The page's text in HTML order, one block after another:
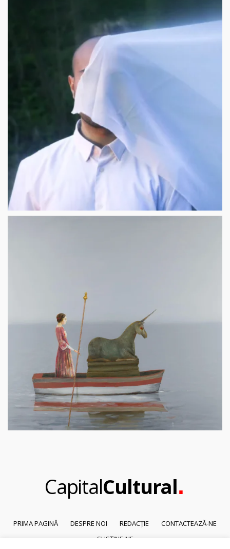
CapitalCultural.
PRIMA PAGINĂ DESPRE NOI REDACȚIE
CONTACTEAZĂ-NE
SUSȚINE-NE